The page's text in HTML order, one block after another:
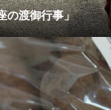
の渡御行事」